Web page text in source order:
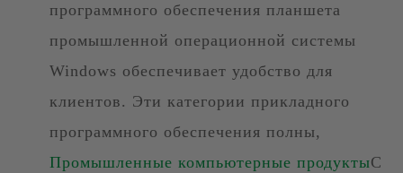
программного обеспечения планшета
промышленной операционной системы
Windows обеспечивает удобство для
клиентов. Эти категории прикладного
программного обеспечения полны,
Промышленные компьютерные продуктыС